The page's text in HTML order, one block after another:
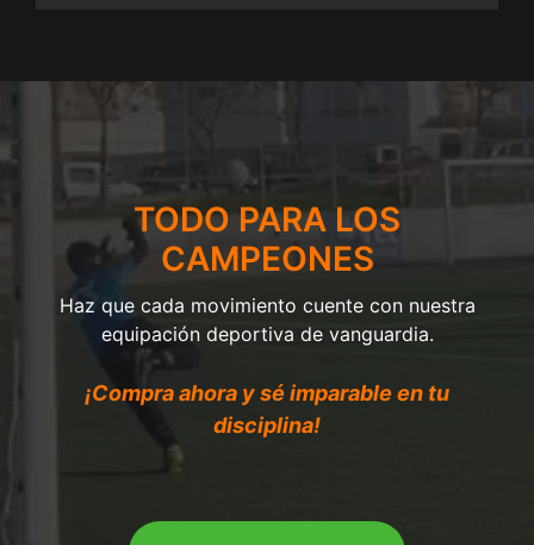
TODO PARA LOS
CAMPEONES
Haz que cada movimiento cuente con nuestra
equipación deportiva de vanguardia.
¡Compra ahora y sé imparable en tu
disciplina!